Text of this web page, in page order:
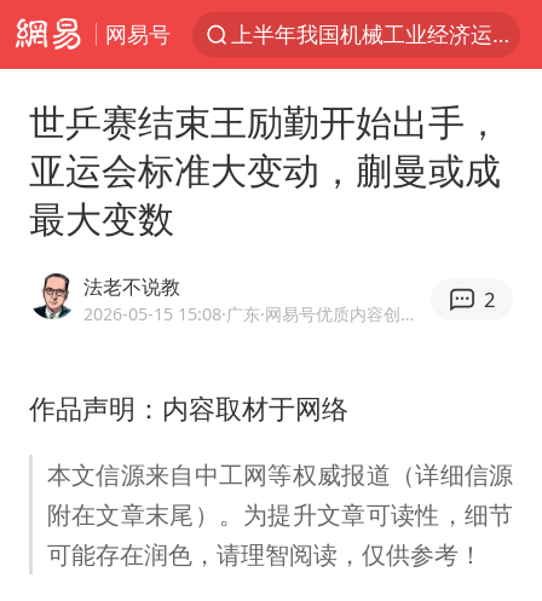
网易号
我国货物贸易进出口超30万亿元
国防部回应日本试射“战斧”导弹
广东雷州通报特教老师招聘违规事件
宇树科技中一签需缴款7.54万元
台湾海峡南口北上船舶实施交通管制
“新疆阿勒泰八月能滑雪”不实
世乒赛结束王励勤开始出手，
亚运会标准大变动，蒯曼或成
最大变数
法老不说教
2026-05-15 15:08·广东 ·网易号优质内容创作者
2
作品声明：内容取材于网络
本文信源来自中工网等权威报道（详细信源
附在文章末尾）。为提升文章可读性，细节
可能存在润色，请理智阅读，仅供参考！